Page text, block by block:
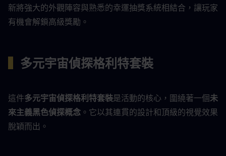
新將強大的外觀陣容與熟悉的幸運抽獎系統相結合，讓玩家
有機會解鎖高級獎勵。
多元宇宙偵探格利特套裝
這件多元宇宙偵探格利特套裝是活動的核心，圍繞著一個未
來主義黑色偵探概念 。它以其連貫的設計和頂級的視覺效果
脫穎而出。